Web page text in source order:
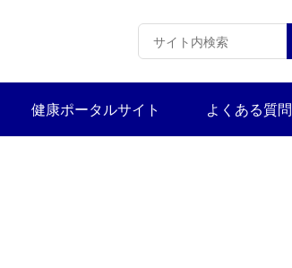
健康ポータルサイト よくある質問